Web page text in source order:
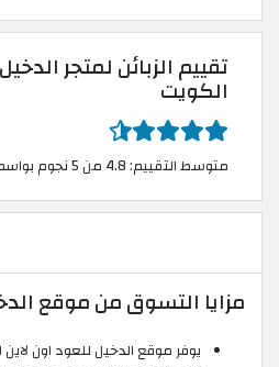
تقييم الزبائن لمتجر
الكويت
متوسط التقييم: 4.8 من 5 نجوم بواسطة 57961 مستخدم
مزايا التسوق من موقع
يوفر موقع الدخيل للعود اون